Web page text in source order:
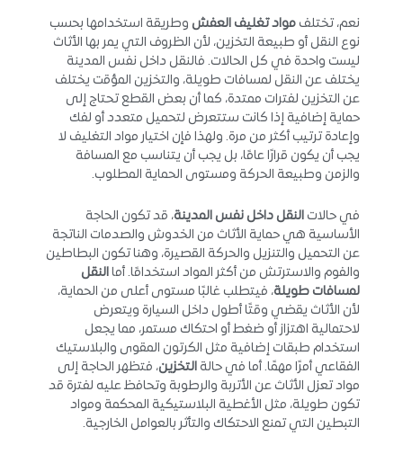
نعم، تختلف مواد تغليف العفش وطريقة استخدامها بحسب
نوع النقل أو طبيعة التخزين، لأن الظروف التي يمر بها الأثاث
ليست واحدة في كل الحالات. فالنقل داخل نفس المدينة
يختلف عن النقل لمسافات طويلة، والتخزين المؤقت يختلف
عن التخزين لفترات ممتدة، كما أن بعض القطع تحتاج إلى
حماية إضافية إذا كانت ستتعرض لتحميل متعدد أو لفك
وإعادة ترتيب أكثر من مرة. ولهذا فإن اختيار مواد التغليف لا
يجب أن يكون قرارًا عامًا، بل يجب أن يتناسب مع المسافة
والزمن وطبيعة الحركة ومستوى الحماية المطلوب.
في حالات النقل داخل نفس المدينة، قد تكون الحاجة
الأساسية هي حماية الأثاث من الخدوش والصدمات الناتجة
عن التحميل والتنزيل والحركة القصيرة، وهنا تكون البطاطين
والفوم والاسترتش من أكثر المواد استخدامًا. أماالنقل
لمسافات طويلة، فيتطلب غالبًا مستوى أعلى من الحماية،
لأن الأثاث يقضي وقتًا أطول داخل السيارة ويتعرض
لاحتمالية اهتزاز أو ضغط أو احتكاك مستمر، مما يجعل
استخدام طبقات إضافية مثل الكرتون المقوى والبلاستيك
الفقاعي أمرًا مهمًا. أما في حالة التخزين، فتظهر الحاجة إلى
مواد تعزل الأثاث عن الأتربة والرطوبة وتحافظ عليه لفترة قد
تكون طويلة، مثل الأغطية البلاستيكية المحكمة ومواد
التبطين التي تمنع الاحتكاك والتأثر بالعوامل الخارجية.